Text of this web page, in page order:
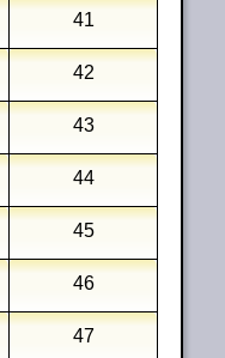
41
42
43
44
45
46
47